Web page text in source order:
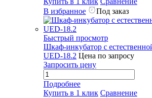
В избранное
Под заказ
Быстрый просмотр
Шкаф-инкубатор с
UED-18.2 Цена по запросу
Запросить цену
Подробнее
Купить в 1 клик Сравнение